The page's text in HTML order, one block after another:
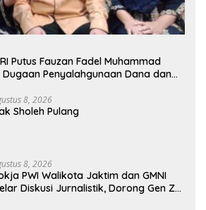
Putus Fauzan Fadel Muhammad
Penyalahgunaan Dana dan
8, 2026
Sholeh Pulang
8, 2026
PWI Walikota Jaktim dan GMNI
Diskusi Jurnalistik, Dorong Gen Z